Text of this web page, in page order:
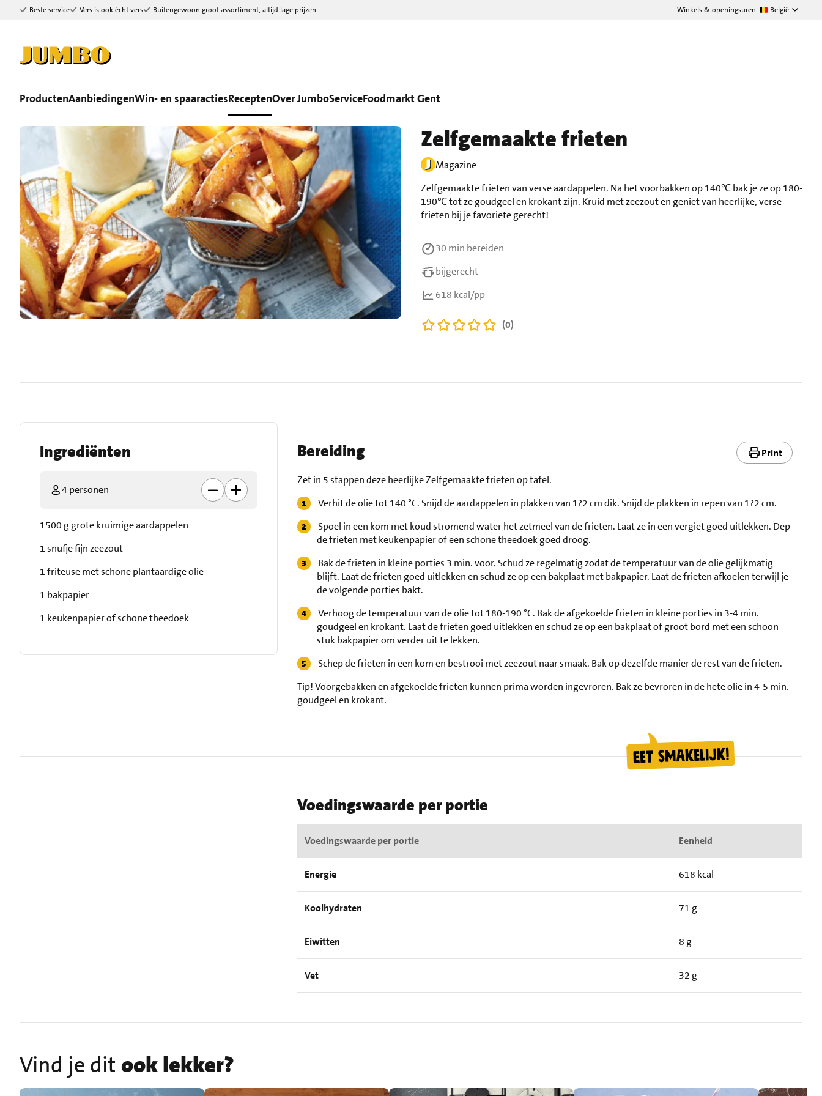
Ga naar zoeken
Ga naar hoofdinhoud
Beste service Vers is ook écht vers Buitengewoon groot assortiment, altijd lage prijzen Winkels & openingsuren België
ProductenAanbiedingenWin- en spaaractiesReceptenOver JumboServiceFoodmarkt Gent
Zelfgemaakte frieten
Magazine
Zelfgemaakte frieten van verse aardappelen. Na het voorbakken op 140℃ bak je ze op 180-
190℃ tot ze goudgeel en krokant zijn. Kruid met zeezout en geniet van heerlijke, verse
frieten bij je favoriete gerecht!
30 min bereiden
bijgerecht
618 kcal/pp
(0)
Ingrediënten
4 personen
1500 g grote kruimige aardappelen
1 snufje fijn zeezout
1 friteuse met schone plantaardige olie
1 bakpapier
1 keukenpapier of schone theedoek
Bereiding Print
Zet in 5 stappen deze heerlijke Zelfgemaakte frieten op tafel.
Verhit de olie tot 140 °C. Snijd de aardappelen in plakken van 1?2 cm dik. Snijd de plakken in repen van 1?2 cm.
Spoel in een kom met koud stromend water het zetmeel van de frieten. Laat ze in een vergiet goed uitlekken. Dep
de frieten met keukenpapier of een schone theedoek goed droog.
Bak de frieten in kleine porties 3 min. voor. Schud ze regelmatig zodat de temperatuur van de olie gelijkmatig
blijft. Laat de frieten goed uitlekken en schud ze op een bakplaat met bakpapier. Laat de frieten afkoelen terwijl je
de volgende porties bakt.
Verhoog de temperatuur van de olie tot 180-190 °C. Bak de afgekoelde frieten in kleine porties in 3-4 min.
goudgeel en krokant. Laat de frieten goed uitlekken en schud ze op een bakplaat of groot bord met een schoon
stuk bakpapier om verder uit te lekken.
Schep de frieten in een kom en bestrooi met zeezout naar smaak. Bak op dezelfde manier de rest van de frieten.
Tip! Voorgebakken en afgekoelde frieten kunnen prima worden ingevroren. Bak ze bevroren in de hete olie in 4-5 min.
goudgeel en krokant.
Voedingswaarde per portie
Voedingswaarde per portie Eenheid
Energie 618 kcal
Koolhydraten 71 g
Eiwitten 8 g
Vet 32 g
Vind je ditook lekker?